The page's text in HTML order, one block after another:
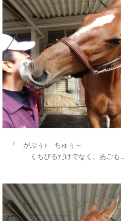
「 がぶぅ♪ ちゅぅ～
くちびるだけでなく、あごも…